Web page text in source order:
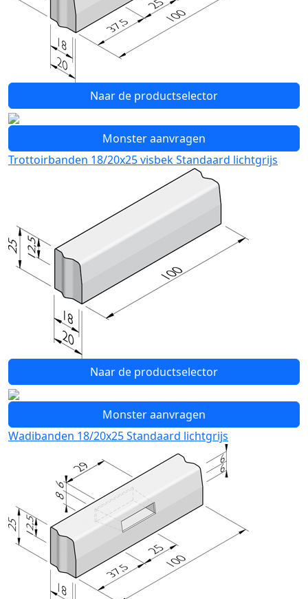
Naar de productselector
Monster aanvragen
Trottoirbanden 18/20x25 visbek Standaard lichtgrijs
Naar de productselector
Monster aanvragen
Wadibanden 18/20x25 Standaard lichtgrijs